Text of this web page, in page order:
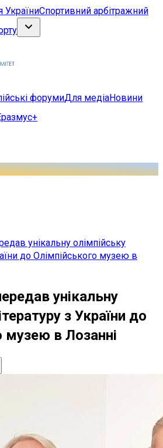
УкраїниСпортивний арбітражний
форумиДля медіаНовини
унікальну олімпійську
до Олімпійського музею в
унікальну
з України до
музею в Лозанні